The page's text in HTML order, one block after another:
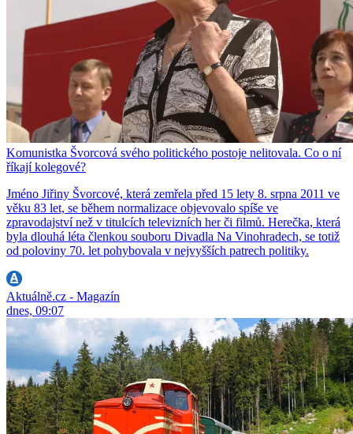
Komunistka Švorcová svého politického postoje nelitovala. Co o ní
říkají kolegové?
Jméno Jiřiny Švorcové, která zemřela před 15 lety 8. srpna 2011 ve
věku 83 let, se během normalizace objevovalo spíše ve
zpravodajství než v titulcích televizních her či filmů. Herečka, která
byla dlouhá léta členkou souboru Divadla Na Vinohradech, se totiž
od poloviny 70. let pohybovala v nejvyšších patrech politiky.
Aktuálně.cz - Magazín
dnes, 09:07